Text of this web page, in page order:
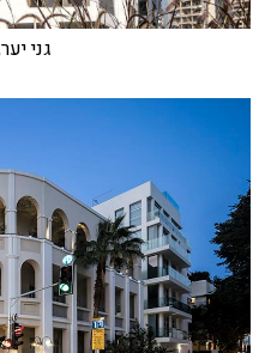
גני